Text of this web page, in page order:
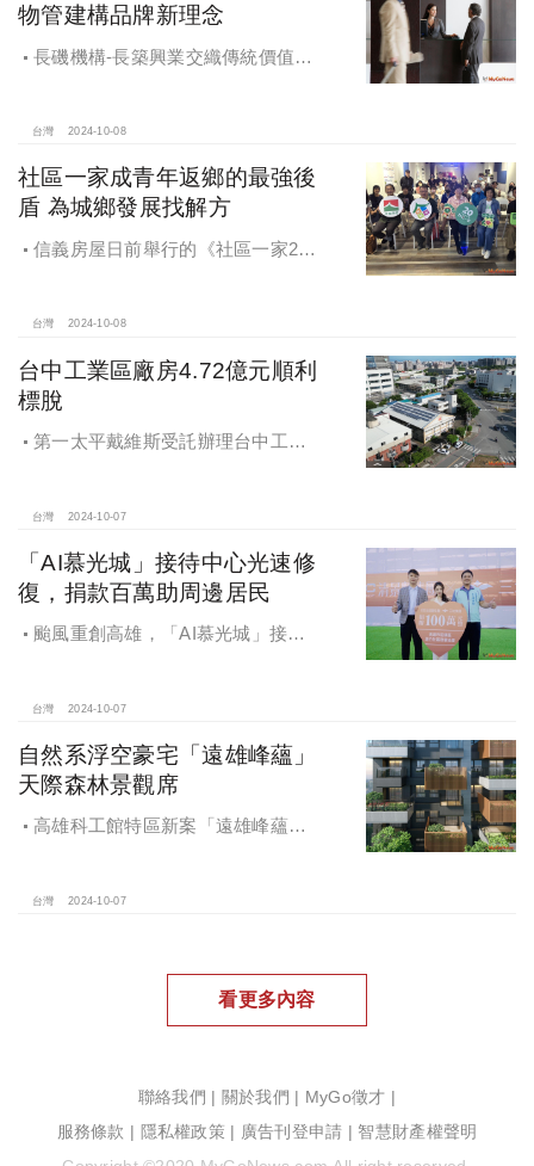
物管建構品牌新理念
長磯機構-長築興業交織傳統價值與
家邸「長築白樓1」
台灣 2024-10-08
社區一家成青年返鄉的最強後
盾 為城鄉發展找解方
信義房屋日前舉行的《社區一家20
彰化鬆勢三日節策展人劉孟豪分享他
家鄉帶來改變和發展的故事。
台灣 2024-10-08
台中工業區廠房4.72億元順利
標脫
第一太平戴維斯受託辦理台中工業
價率5％。
台灣 2024-10-07
「AI慕光城」接待中心光速修
復，捐款百萬助周邊居民
颱風重創高雄，「AI慕光城」接待
民復原家園
台灣 2024-10-07
自然系浮空豪宅「遠雄峰蘊」
天際森林景觀席
高雄科工館特區新案「遠雄峰蘊」
台灣 2024-10-07
看更多內容
聯絡我們 關於我們 MyGo徵才
服務條款
隱私權政策 廣告刊登申請
智慧財產權聲明